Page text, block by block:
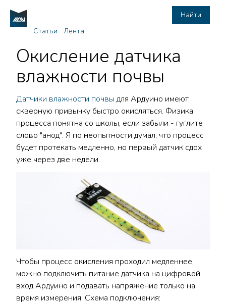
Найти
Статьи
Лента
Окисление датчика
влажности почвы
Датчики влажности почвы для Ардуино имеют
скверную привычку быстро окисляться. Физика
процесса понятна со школы, если забыли - гуглите
слово "анод". Я по неопытности думал, что процесс
будет протекать медленно, но первый датчик сдох
уже через две недели.
Чтобы процесс окисления проходил медленнее,
можно подключить питание датчика на цифровой
вход Ардуино и подавать напряжение только на
время измерения. Схема подключения: